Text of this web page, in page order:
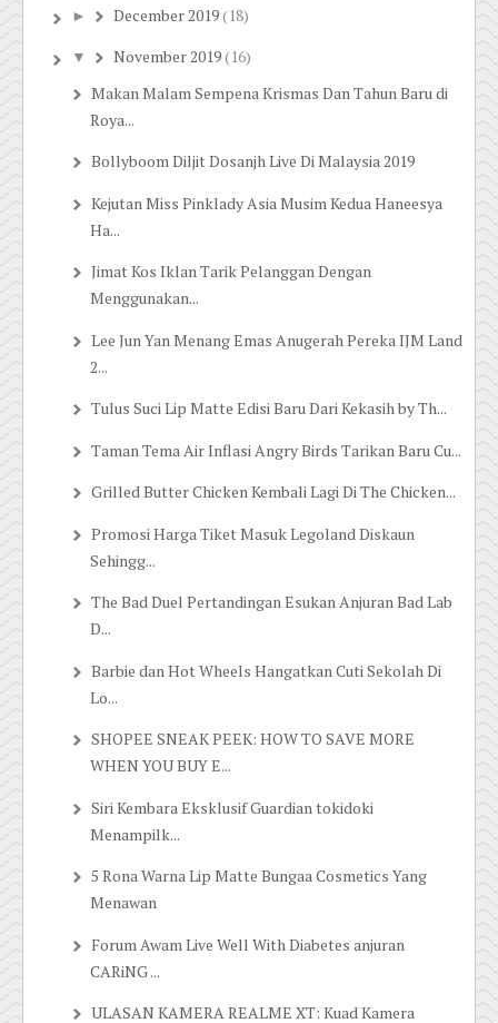
► December 2019(18)
▼ November 2019(16)
Makan Malam Sempena Krismas Dan Tahun Baru di
Roya...
Bollyboom Diljit Dosanjh Live Di Malaysia 2019
Kejutan Miss Pinklady Asia Musim Kedua Haneesya
Ha...
Jimat Kos Iklan Tarik Pelanggan Dengan
Menggunakan...
Lee Jun Yan Menang Emas Anugerah Pereka IJM Land
2...
Tulus Suci Lip Matte Edisi Baru Dari Kekasih by Th...
Taman Tema Air Inflasi Angry Birds Tarikan Baru Cu...
Grilled Butter Chicken Kembali Lagi Di The Chicken...
Promosi Harga Tiket Masuk Legoland Diskaun
Sehingg...
The Bad Duel Pertandingan Esukan Anjuran Bad Lab
D...
Barbie dan Hot Wheels Hangatkan Cuti Sekolah Di
Lo...
SHOPEE SNEAK PEEK: HOW TO SAVE MORE
WHEN YOU BUY E...
Siri Kembara Eksklusif Guardian tokidoki
Menampilk...
5 Rona Warna Lip Matte Bungaa Cosmetics Yang
Menawan
Forum Awam Live Well With Diabetes anjuran
CARiNG ...
ULASAN KAMERA REALME XT: Kuad Kamera